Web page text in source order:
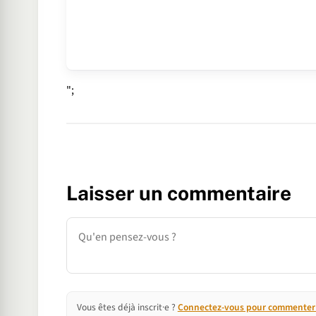
";
Laisser un commentaire
Commentaire
Vous êtes déjà inscrit·e ? Connectez-vous pour